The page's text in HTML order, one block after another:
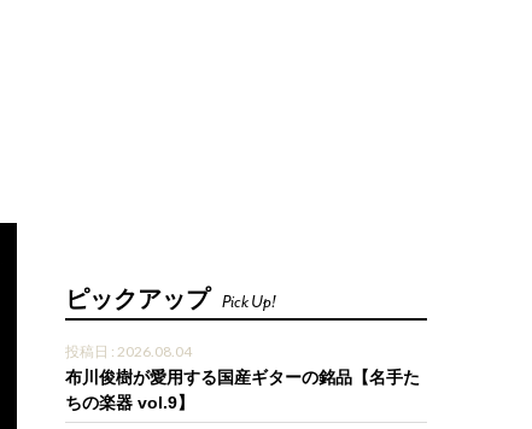
ピックアップ Pick Up!
投稿日 : 2026.08.04
布川俊樹が愛用する国産ギターの銘品【名手た
ちの楽器 vol.9】